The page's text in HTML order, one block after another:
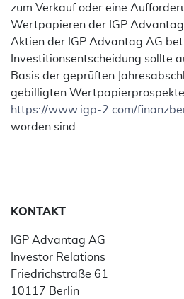
zum Verkauf oder eine
Wertpapieren der IGP
Aktien der IGP Advantag AG
Investitionsentscheidung sollte
Basis der geprüften
gebilligten
https://www.igp-2.com/
worden sind.
KONTAKT
IGP Advantag AG
Investor Relations
Friedrichstraße 61
10117 Berlin